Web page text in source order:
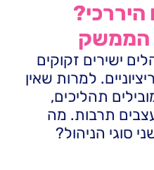
היררכי?
הממשק
ישירים זקוקים
למרות שאין
תהליכים,
תרבות. מה
סוגי הניהול?